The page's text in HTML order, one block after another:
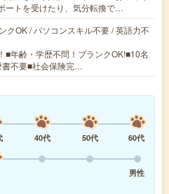
ートを受けたり、気分転換で…
クOK / パソコンスキル不要 / 英語力不
■年齢・学歴不問！ブランクOK!■10名
書不要■社会保険完…
40代 50代
60代
男性